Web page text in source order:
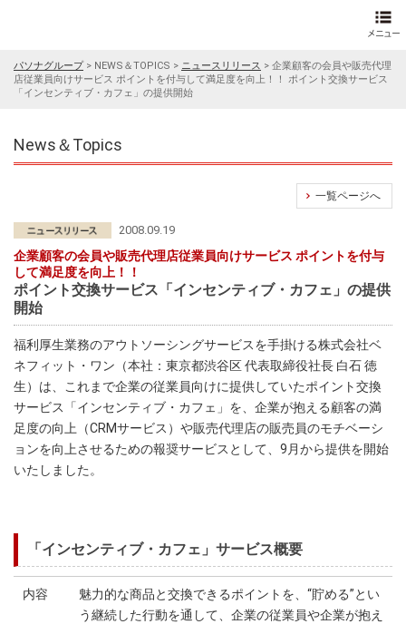
パソナグループ> NEWS＆TOPICS > ニュースリリース > 企業顧客の会員や販売代理
店従業員向けサービス ポイントを付与して満足度を向上！！ ポイント交換サービス
「インセンティブ・カフェ」の提供開始
News＆Topics
一覧ページへ
2008.09.19
企業顧客の会員や販売代理店従業員向けサービス ポイントを付与
して満足度を向上！！
ポイント交換サービス「インセンティブ・カフェ」の提供
開始
福利厚生業務のアウトソーシングサービスを手掛ける株式会社ベ
ネフィット・ワン（本社：東京都渋谷区 代表取締役社長 白石 徳
生）は、これまで企業の従業員向けに提供していたポイント交換
サービス「インセンティブ・カフェ」を、企業が抱える顧客の満
足度の向上（CRMサービス）や販売代理店の販売員のモチベーシ
ョンを向上させるための報奨サービスとして、9月から提供を開始
いたしました。
「インセンティブ・カフェ」サービス概要
内容
魅力的な商品と交換できるポイントを、“貯める”とい
う継続した行動を通して、企業の従業員や企業が抱え